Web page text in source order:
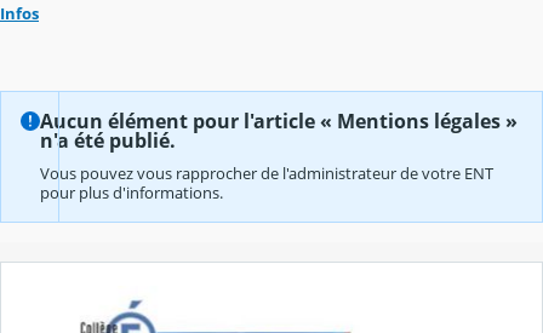
Infos
Aucun élément pour l'article « Mentions légales »
n'a été publié.
Vous pouvez vous rapprocher de l'administrateur de votre ENT
pour plus d'informations.